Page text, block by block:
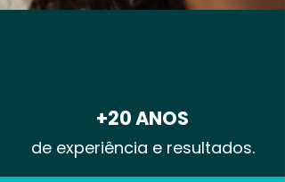
+20 ANOS
de experiência e resultados.